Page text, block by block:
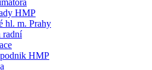
HMP
hl. m. Prahy
radní
HMP